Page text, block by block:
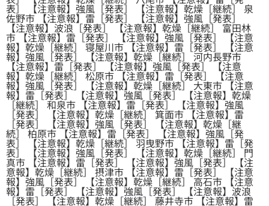
表］ 【注意報】強風［発表］ 【注意報】乾燥［継続］ 泉
佐野市 【注意報】雷［発表］ 【注意報】強風［発表］
【注意報】波浪［発表］ 【注意報】乾燥［継続］ 富田林
市 【注意報】雷［発表］ 【注意報】強風［発表］ 【注意
報】乾燥［継続］ 寝屋川市 【注意報】雷［発表］ 【注意
報】強風［発表］ 【注意報】乾燥［継続］ 河内長野市
【注意報】雷［発表］ 【注意報】強風［発表］ 【注意
報】乾燥［継続］ 松原市 【注意報】雷［発表］ 【注意
報】強風［発表］ 【注意報】乾燥［継続］ 大東市 【注意
報】雷［発表］ 【注意報】強風［発表］ 【注意報】乾燥
［継続］ 和泉市 【注意報】雷［発表］ 【注意報】強風
［発表］ 【注意報】乾燥［継続］ 箕面市 【注意報】雷
［発表］ 【注意報】強風［発表］ 【注意報】乾燥［継
続］ 柏原市 【注意報】雷［発表］ 【注意報】強風［発
表］ 【注意報】乾燥［継続］ 羽曳野市 【注意報】雷［発
表］ 【注意報】強風［発表］ 【注意報】乾燥［継続］ 門
真市 【注意報】雷［発表］ 【注意報】強風［発表］ 【注
意報】乾燥［継続］ 摂津市 【注意報】雷［発表］ 【注意
報】強風［発表］ 【注意報】乾燥［継続］ 高石市 【注意
報】雷［発表］ 【注意報】強風［発表］ 【注意報】波浪
［発表］ 【注意報】乾燥［継続］ 藤井寺市 【注意報】雷